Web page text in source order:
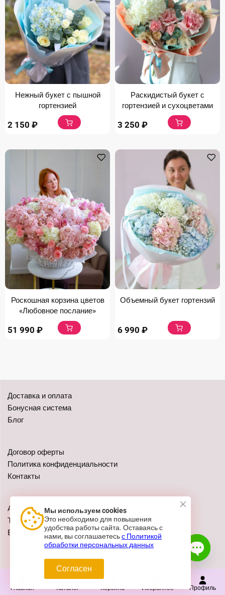
Главная Каталог Корзина Избранное Профиль
Нежный букет с пышной
гортензией
2 150 ₽
Раскидистый букет с
гортензией и сухоцветами
3 250 ₽
Роскошная корзина цветов
«Любовное послание»
51 990 ₽
Объемный букет гортензий
6 990 ₽
Доставка и оплата
Бонусная система
Блог
Договор оферты
Политика конфиденциальности
Контакты
Адреса: г. Казань, ул. Чистопольская 79
Телефон:+7 (962) 555-41-02
E-mail:zakaz@festivalshop.ru
Open
Мы используем cookies
Это необходимо для повышения
удобства работы сайта. Оставаясь с
нами, вы соглашаетесьс Политикой
обработки персональных данных
Согласен